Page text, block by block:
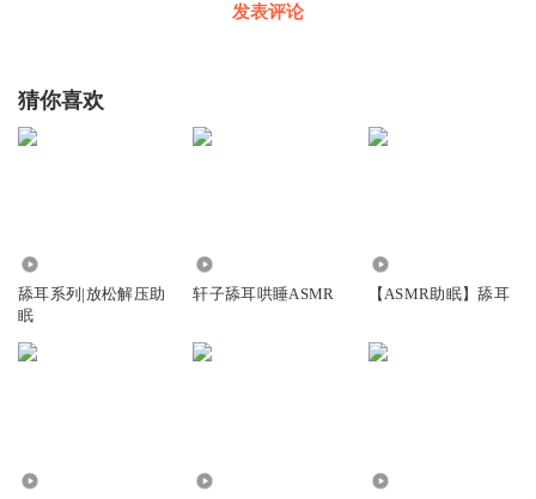
发表评论
猜你喜欢
舔耳系列|放松解压助
眠
轩子舔耳哄睡ASMR 【ASMR助眠】舔耳